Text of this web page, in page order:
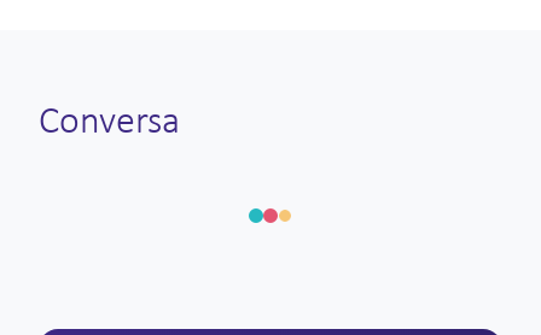
Conversa